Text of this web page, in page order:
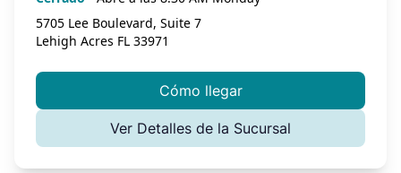
5705 Lee Boulevard, Suite 7
Lehigh Acres FL 33971
Cómo llegar
Ver Detalles de la Sucursal